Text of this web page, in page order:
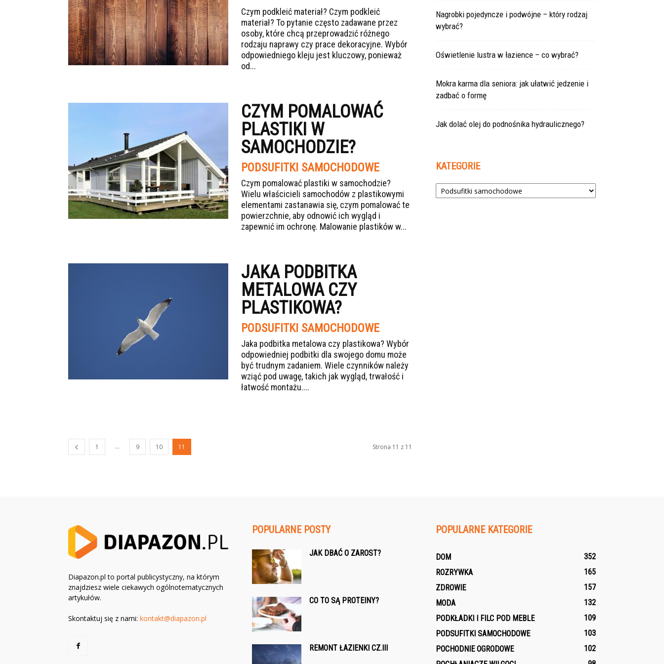
Czym podkleić materiał? Czym podkleić
materiał? To pytanie często zadawane przez
osoby, które chcą przeprowadzić różnego
rodzaju naprawy czy prace dekoracyjne. Wybór
odpowiedniego kleju jest kluczowy, ponieważ
od...
CZYM POMALOWAĆ
PLASTIKI W
SAMOCHODZIE?
PODSUFITKI SAMOCHODOWE
Czym pomalować plastiki w samochodzie?
Wielu właścicieli samochodów z plastikowymi
elementami zastanawia się, czym pomalować te
powierzchnie, aby odnowić ich wygląd i
zapewnić im ochronę. Malowanie plastików w...
JAKA PODBITKA
METALOWA CZY
PLASTIKOWA?
PODSUFITKI SAMOCHODOWE
Jaka podbitka metalowa czy plastikowa? Wybór
odpowiedniej podbitki dla swojego domu może
być trudnym zadaniem. Wiele czynników należy
wziąć pod uwagę, takich jak wygląd, trwałość i
łatwość montażu....
1 ... 9 10 11 Strona 11 z 11
Nagrobki pojedyncze i podwójne – który rodzaj
wybrać?
Oświetlenie lustra w łazience – co wybrać?
Mokra karma dla seniora: jak ułatwić jedzenie i
zadbać o formę
Jak dolać olej do podnośnika hydraulicznego?
KATEGORIE
Kategorie
Diapazon.pl to portal publicystyczny, na którym
znajdziesz wiele ciekawych ogólnotematycznych
artykułów.
Skontaktuj się z nami: kontakt@diapazon.pl
POPULARNE POSTY
JAK DBAĆ O ZAROST?
CO TO SĄ PROTEINY?
REMONT ŁAZIENKI CZ.III
POPULARNE KATEGORIE
DOM
352
ROZRYWKA
165
ZDROWIE
157
MODA
132
PODKŁADKI I FILC POD MEBLE
109
PODSUFITKI SAMOCHODOWE
103
POCHODNIE OGRODOWE
102